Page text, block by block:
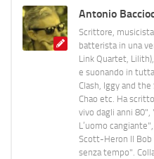
Antonio
Scrittore,
batterista in una
Link Quartet,
e suonando in
Clash, Iggy and
Chao etc. Ha
vivo dagli anni 80",
L’uomo
Scott-Heron Il Bob
senza tempo".